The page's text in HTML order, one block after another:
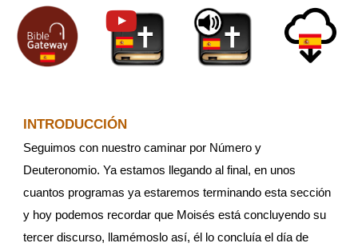
INTRODUCCIÓN
Seguimos con nuestro caminar por Número y
Deuteronomio. Ya estamos llegando al final, en unos
cuantos programas ya estaremos terminando esta sección
y hoy podemos recordar que Moisés está concluyendo su
tercer discurso, llamémoslo así, él lo concluía el día de